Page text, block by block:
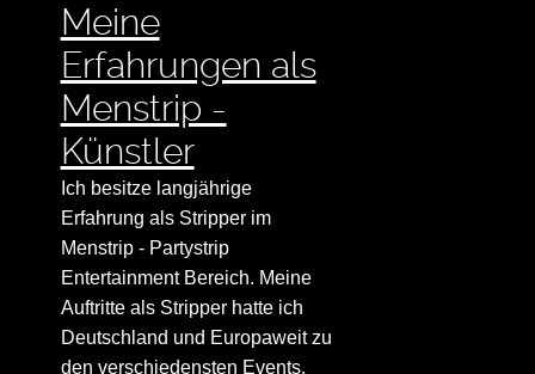
Meine
Erfahrungen als
Menstrip -
Künstler
Ich besitze langjährige
Erfahrung als Stripper im
Menstrip - Partystrip
Entertainment Bereich. Meine
Auftritte als Stripper hatte ich
Deutschland und Europaweit zu
den verschiedensten Events.